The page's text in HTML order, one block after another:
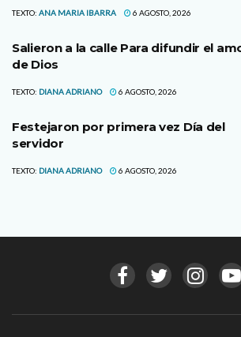
TEXTO: ANA MARIA IBARRA 6 AGOSTO, 2026
Salieron a la calle Para difundir el
de Dios
TEXTO: DIANA ADRIANO 6 AGOSTO, 2026
Festejaron por primera vez Día del
servidor
TEXTO: DIANA ADRIANO 6 AGOSTO, 2026